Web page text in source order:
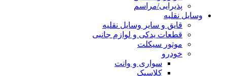
پذیرایی/مراسم
وسایل نقلیه
قایق و سایر وسایل نقلیه
قطعات یدکی و لوازم جانبی
موتور سیکلت
خودرو
سواری و وانت
کلاسیک